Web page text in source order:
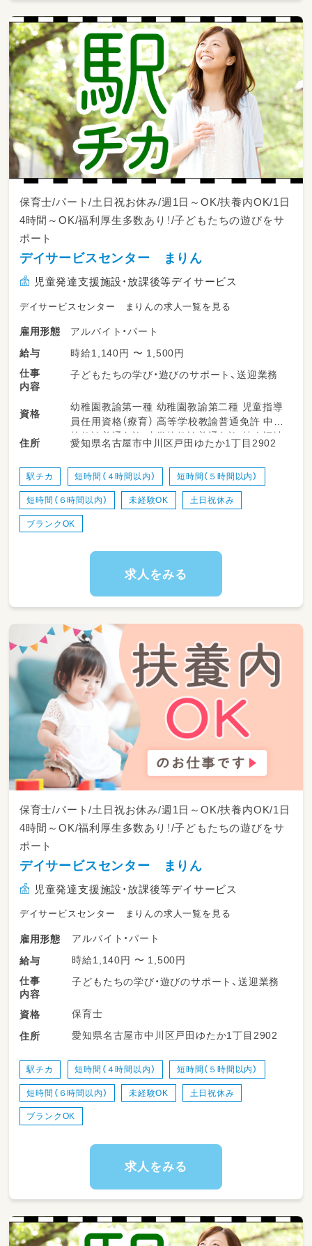
保育士/パート/土日祝お休み/週1日～OK/扶養内OK/1日
4時間～OK/福利厚生多数あり！/子どもたちの遊びをサ
ポート
デイサービスセンター まりん
児童発達支援施設・放課後等デイサービス
デイサービスセンター まりんの求人一覧を見る
雇用形態
アルバイト・パート
給与
時給1,140円 〜 1,500円
仕事
内容
子どもたちの学び・遊びのサポート、送迎業務
資格
幼稚園教諭第一種 幼稚園教諭第二種 児童指導
員任用資格（療育） 高等学校教諭普通免許 中学
校教諭普通免許 小学校教諭普通免許 社会福祉
士
住所 愛知県名古屋市中川区戸田ゆたか1丁目2902
駅チカ 短時間（４時間以内） 短時間（５時間以内）
短時間（６時間以内） 未経験OK 土日祝休み
ブランクOK
求人をみる
保育士/パート/土日祝お休み/週1日～OK/扶養内OK/1日
4時間～OK/福利厚生多数あり！/子どもたちの遊びをサ
ポート
デイサービスセンター まりん
児童発達支援施設・放課後等デイサービス
デイサービスセンター まりんの求人一覧を見る
雇用形態
アルバイト・パート
給与
時給1,140円 〜 1,500円
仕事
内容
子どもたちの学び・遊びのサポート、送迎業務
資格
保育士
住所
愛知県名古屋市中川区戸田ゆたか1丁目2902
駅チカ 短時間（４時間以内） 短時間（５時間以内）
短時間（６時間以内） 未経験OK 土日祝休み
ブランクOK
求人をみる